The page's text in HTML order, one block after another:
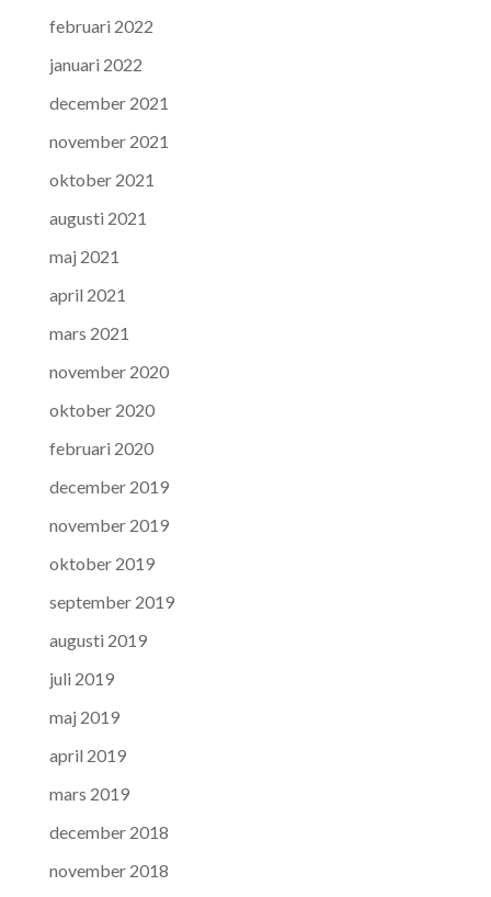
februari 2022
januari 2022
december 2021
november 2021
oktober 2021
augusti 2021
maj 2021
april 2021
mars 2021
november 2020
oktober 2020
februari 2020
december 2019
november 2019
oktober 2019
september 2019
augusti 2019
juli 2019
maj 2019
april 2019
mars 2019
december 2018
november 2018